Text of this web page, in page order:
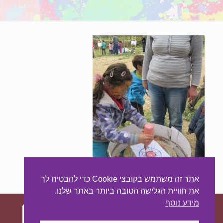
אתר זה משתמש בקובצי Cookie כדי להבטיח לך
את חוויית הגלישה הטובה ביותר באתר שלנו.
מידע נוסף